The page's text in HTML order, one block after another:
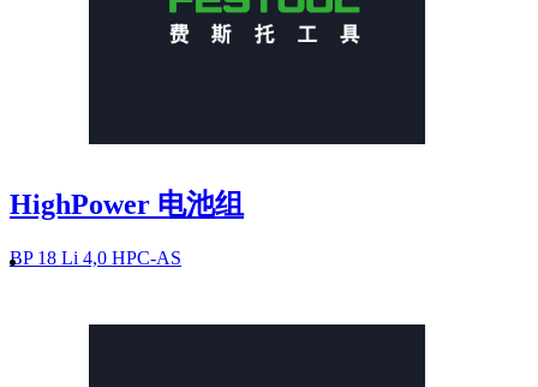
HighPower 电池组
BP 18 Li 4,0 HPC-AS